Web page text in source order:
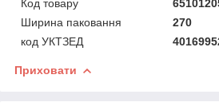
Код товару
Ширина паковання
270
код УКТЗЕД
Приховати